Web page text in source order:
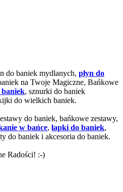
do baniek mydlanych, płyn do
na Twoje Magiczne, Bańkowe
, sznurki do baniek
do wielkich baniek.
do baniek, bańkowe zestawy,
w bańce, łapki do baniek,
do baniek i akcesoria do baniek.
Radości! :-)